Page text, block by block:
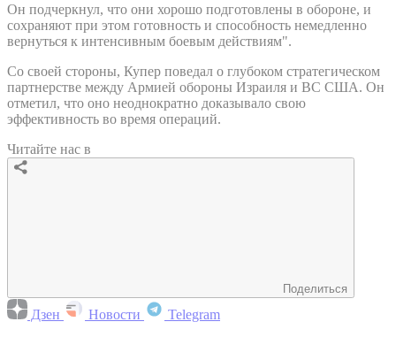
Он подчеркнул, что они хорошо подготовлены в обороне, и
сохраняют при этом готовность и способность немедленно
вернуться к интенсивным боевым действиям".
Со своей стороны, Купер поведал о глубоком стратегическом
партнерстве между Армией обороны Израиля и ВС США. Он
отметил, что оно неоднократно доказывало свою
эффективность во время операций.
Читайте нас в
Поделиться
Дзен Новости Telegram